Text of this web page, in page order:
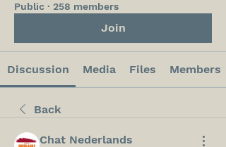
Public · 258 members
Join
Discussion Media Files Members
Back
Chat Nederlands